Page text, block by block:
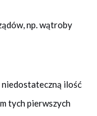
np. wątroby
niedostateczną ilość
tych pierwszych